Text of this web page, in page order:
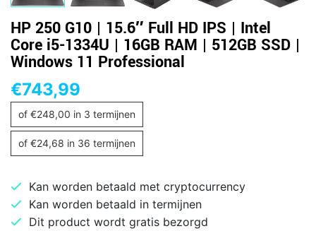
HP 250 G10 | 15.6″ Full HD IPS | Intel
Core i5-1334U | 16GB RAM | 512GB SSD |
Windows 11 Professional
€743,99
of €248,00 in 3 termijnen
of €24,68 in 36 termijnen
Kan worden betaald met cryptocurrency
Kan worden betaald in termijnen
Dit product wordt gratis bezorgd